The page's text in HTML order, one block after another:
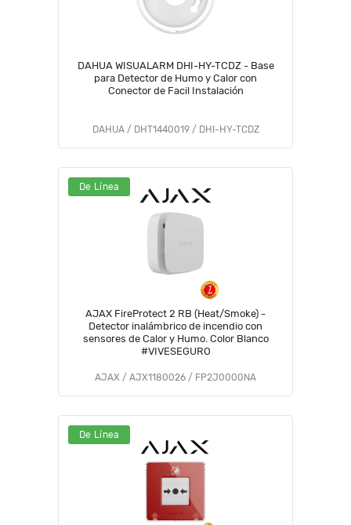
DAHUA WISUALARM DHI-HY-TCDZ - Base
para Detector de Humo y Calor con
Conector de Facil Instalación
DAHUA / DHT1440019 / DHI-HY-TCDZ
De Línea
AJAX FireProtect 2 RB (Heat/Smoke) -
Detector inalámbrico de incendio con
sensores de Calor y Humo. Color Blanco
#VIVESEGURO
AJAX / AJX1180026 / FP2J0000NA
De Línea